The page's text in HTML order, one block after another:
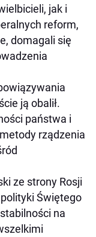
jak i
reform,
domagali się
ją obalił.
państwa i
rządzenia
ze strony Rosji
Świętego
na